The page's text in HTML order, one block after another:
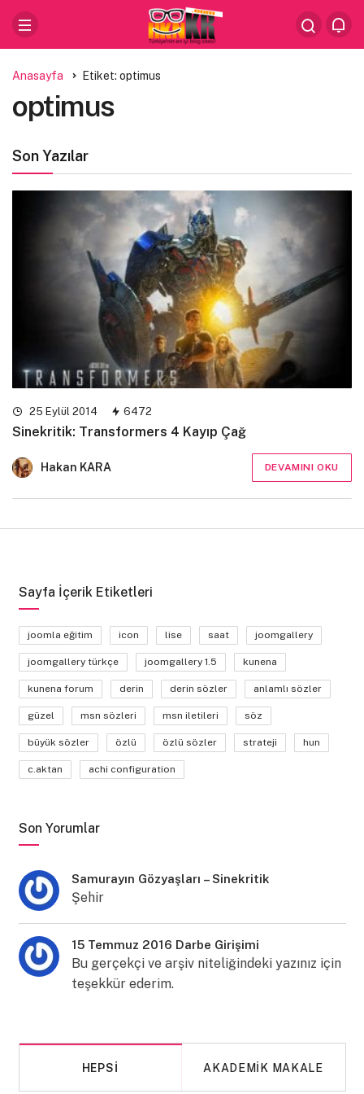
Anasayfa Etiket: optimus
optimus
Son Yazılar
25 Eylül 2014 6472
Sinekritik: Transformers 4 Kayıp Çağ
Hakan KARA DEVAMINI OKU
Sayfa İçerik Etiketleri
joomla eğitim icon lise saat joomgallery
joomgallery türkçe joomgallery 1.5 kunena
kunena forum derin derin sözler anlamlı sözler
güzel msn sözleri msn iletileri söz
büyük sözler özlü özlü sözler strateji hun
c.aktan achi configuration
Son Yorumlar
Samurayın Gözyaşları – Sinekritik
Şehir
15 Temmuz 2016 Darbe Girişimi
Bu gerçekçi ve arşiv niteliğindeki yazınız için
teşekkür ederim.
HEPSI AKADEMIK MAKALE